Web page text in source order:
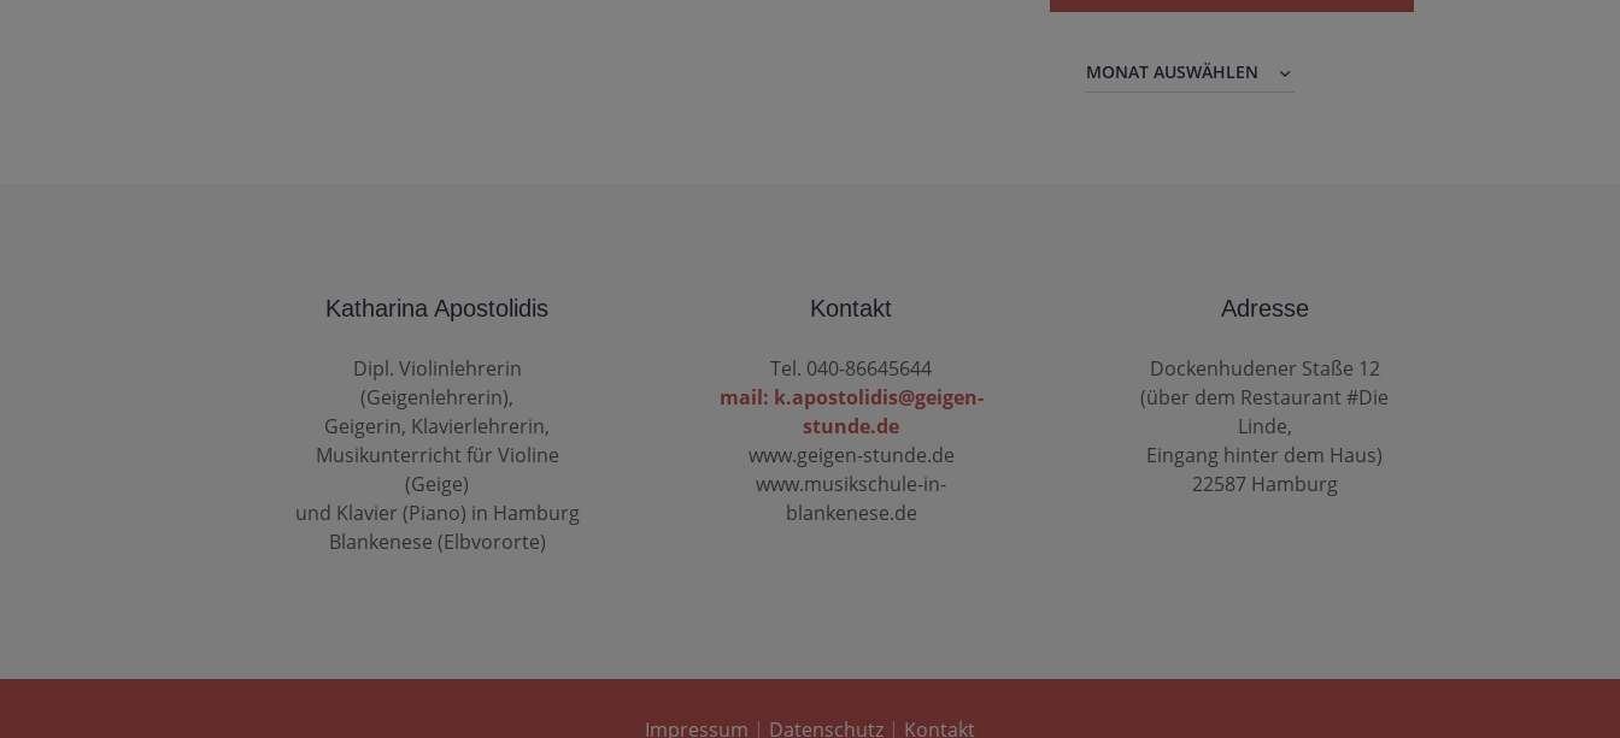
News-
Katharina Apostolidis
Dipl. Violinlehrerin
(Geigenlehrerin),
Geigerin, Klavierlehrerin,
Musikunterricht für Violine
(Geige)
und Klavier (Piano) in Hamburg
Blankenese (Elbvororte)
Kontakt
Tel. 040-86645644
mail: k.apostolidis@geigen-
stunde.de
www.geigen-stunde.de
www.musikschule-in-
blankenese.de
Adresse
Dockenhudener Staße 12
(über dem Restaurant #Die
Linde,
Eingang hinter dem Haus)
22587 Hamburg
Impressum | Datenschutz | Kontakt